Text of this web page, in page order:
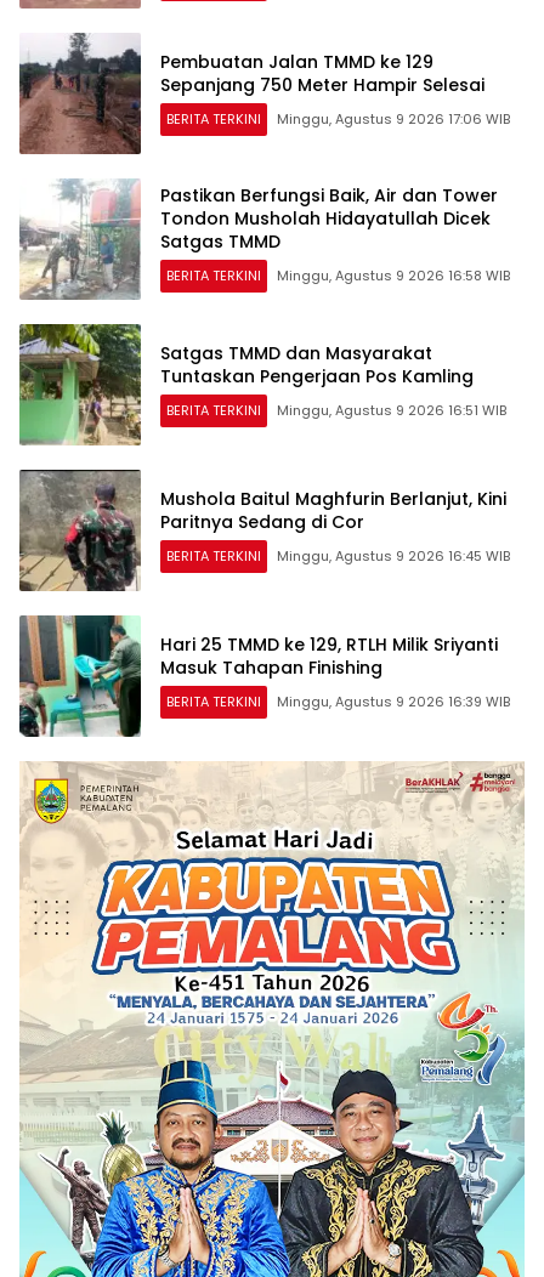
Pembuatan Jalan TMMD ke 129
Sepanjang 750 Meter Hampir Selesai
BERITA TERKINI Minggu, Agustus 9 2026 17:06 WIB
Pastikan Berfungsi Baik, Air dan Tower
Tondon Musholah Hidayatullah Dicek
Satgas TMMD
BERITA TERKINI Minggu, Agustus 9 2026 16:58 WIB
Satgas TMMD dan Masyarakat
Tuntaskan Pengerjaan Pos Kamling
BERITA TERKINI Minggu, Agustus 9 2026 16:51 WIB
Mushola Baitul Maghfurin Berlanjut, Kini
Paritnya Sedang di Cor
BERITA TERKINI Minggu, Agustus 9 2026 16:45 WIB
Hari 25 TMMD ke 129, RTLH Milik Sriyanti
Masuk Tahapan Finishing
BERITA TERKINI Minggu, Agustus 9 2026 16:39 WIB